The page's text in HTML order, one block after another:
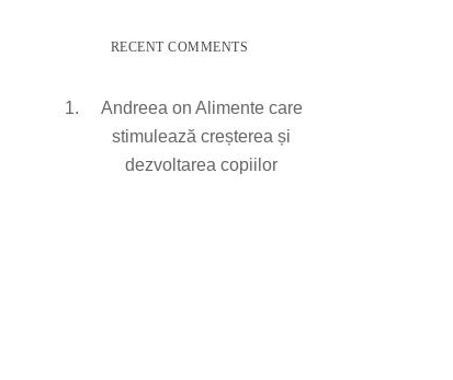
RECENT COMMENTS
Andreea on Alimente care
stimulează creșterea și
dezvoltarea copiilor